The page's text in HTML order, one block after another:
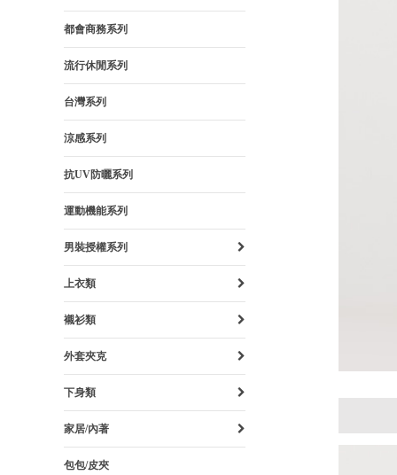
都會商務系列
流行休閒系列
台灣系列
涼感系列
抗UV防曬系列
運動機能系列
男裝授權系列
上衣類
襯衫類
外套夾克
下身類
家居/內著
包包/皮夾